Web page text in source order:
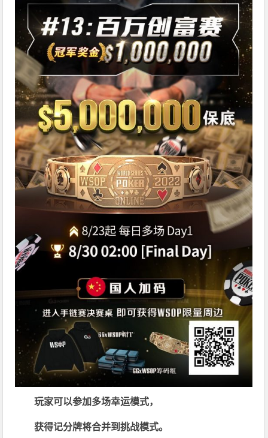
玩家可以参加多场幸运模式，
获得记分牌将合并到挑战模式。